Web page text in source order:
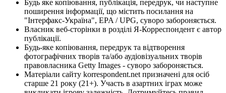
Будь яке копіювання, публікація, передрук, чи наступне
поширення інформації, що містить посилання на
"Інтерфакс-Україна", EPA / UPG, суворо забороняється.
Власник веб-сторінки в розділі Я-Корреспондент є автор
публікації.
Будь-яке копіювання, передрук та відтворення
фотографічних творів та/або аудіовізуальних творів
правовласника Getty Images - суворо забороняється.
Матеріали сайту korrespondent.net призначені для осіб
старше 21 року (21+). Участь в азартних іграх може